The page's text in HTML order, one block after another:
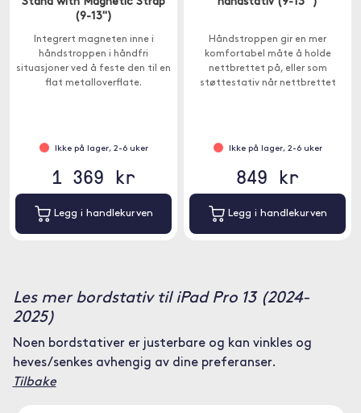
(9-13")
Integrert magneten inne i
håndstroppen i håndfri
situasjoner ved å feste den til en
flat metalloverflate.
Ikke på lager, 2-6 uker
1 369 kr
Legg i handlekurven
Håndstroppen gir en mer
komfortabel måte å holde
nettbrettet på, eller som
støttestativ når nettbrettet
Ikke på lager, 2-6 uker
849 kr
Legg i handlekurven
Les mer bordstativ til iPad Pro 13 (2024-
2025)
Noen bordstativer er justerbare og kan vinkles og
heves/senkes avhengig av dine preferanser.
Tilbake